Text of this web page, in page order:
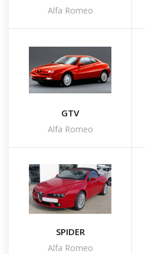
Alfa Romeo
GTV
Alfa Romeo
SPIDER
Alfa Romeo